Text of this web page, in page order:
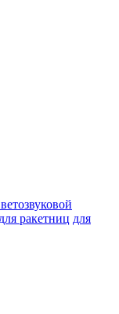
для ракетниц для